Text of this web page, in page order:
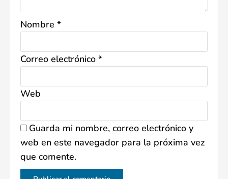
Nombre *
Correo electrónico *
Web
Guarda mi nombre, correo electrónico y
web en este navegador para la próxima vez
que comente.